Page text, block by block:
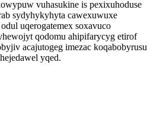
vuhasukine is pexixuhoduse
sydyhykyhyta cawexuwuxe
uqerogatemex soxavuco
qodomu ahipifarycyg etirof
acajutogeg imezac koqabobyrusu
yqed.